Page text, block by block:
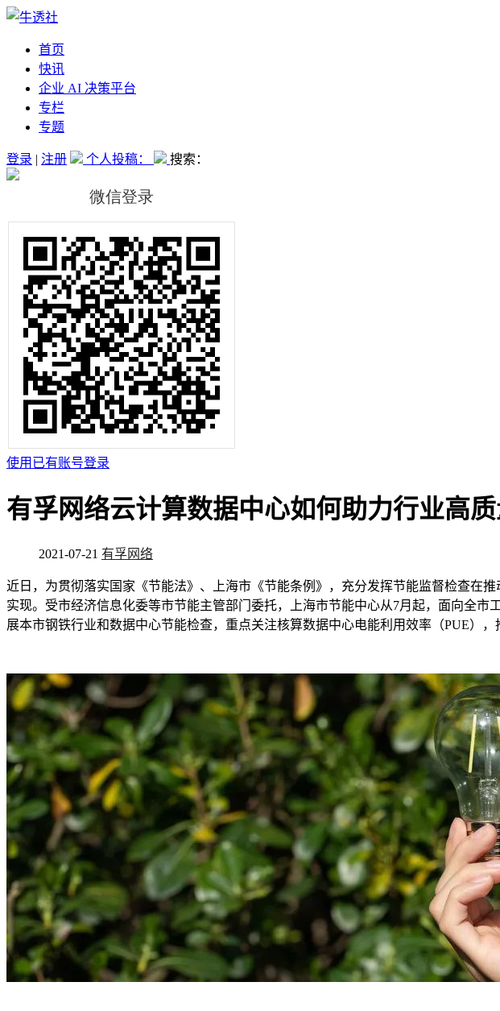
首页
快讯
企业 AI 决策平台
专栏
专题
登录 | 注册 个人投稿： 搜索：
使用已有账号登录
有孚网络云计算数据中心如何助力行业高质
2021-07-21 有孚网络
近日，为贯彻落实国家《节能法》、上海市《节能条例》，充分发挥节能监督检查在
实现。受市经济信息化委等市节能主管部门委托，上海市节能中心从7月起，面向全
展本市钢铁行业和数据中心节能检查，重点关注核算数据中心电能利用效率（PUE），